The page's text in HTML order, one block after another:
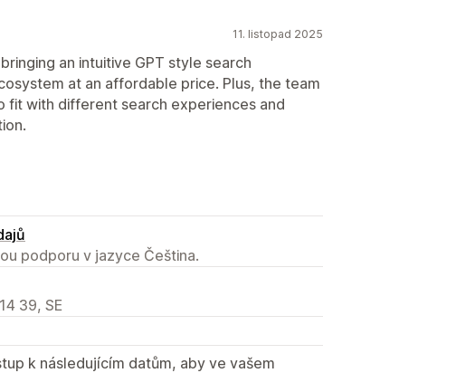
11. listopad 2025
an intuitive GPT style search
at an affordable price. Plus, the team
fit with different search experiences and
podporu v jazyce Čeština.
39, SE
k následujícím datům, aby ve vašem